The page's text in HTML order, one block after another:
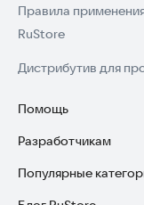
Правила
RuStore
Дистрибутив для
Помощь
Установка RuStore на
Установка RuStore
Разработчикам
Зарабатывать с
Популярные